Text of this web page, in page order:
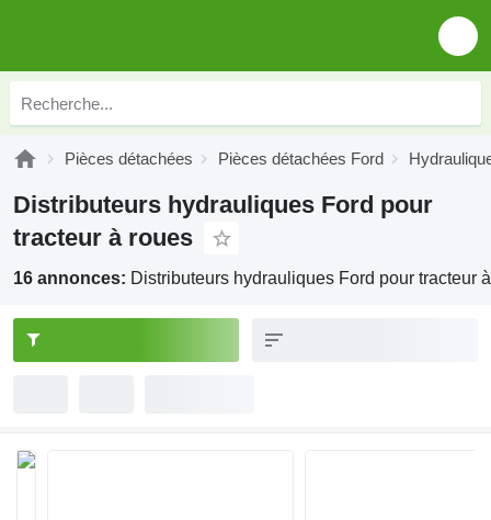
Pièces détachées Pièces détachées Ford
Distributeurs hydrauliques Ford pour
tracteur à roues
16 annonces: Distributeurs hydrauliques Ford pour tracteur